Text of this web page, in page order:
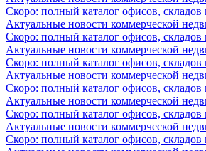
Скоро: полный каталог офисов,
Актуальные новости коммерческой
Скоро: полный каталог офисов,
Актуальные новости коммерческой
Скоро: полный каталог офисов,
Актуальные новости коммерческой
Скоро: полный каталог офисов,
Актуальные новости коммерческой
Скоро: полный каталог офисов,
Актуальные новости коммерческой
Скоро: полный каталог офисов,